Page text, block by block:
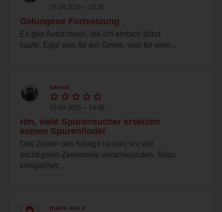
15.04.2025 – 10:36
Gelungene Fortsetzung
Es gibt Autor:innen, die ich einfach blind
kaufe. Egal was für ein Genre, was für eine...
sansol
10.04.2025 – 14:09
Hm, viele Spurensucher ersetzen
keinen Spurenfinder
Das Zepter des Königs ist kurz vor der
wichtigsten Zeremonie verschwunden. Silas,
königlicher...
marie aus e